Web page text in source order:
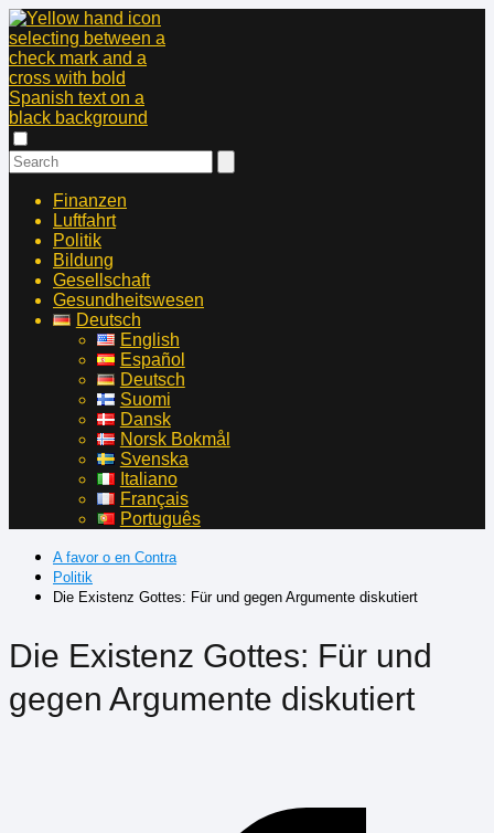
Finanzen
Luftfahrt
Politik
Bildung
Gesellschaft
Gesundheitswesen
Deutsch
English
Español
Deutsch
Suomi
Dansk
Norsk Bokmål
Svenska
Italiano
Français
Português
A favor o en Contra
Politik
Die Existenz Gottes: Für und gegen Argumente diskutiert
Die Existenz Gottes: Für und
gegen Argumente diskutiert